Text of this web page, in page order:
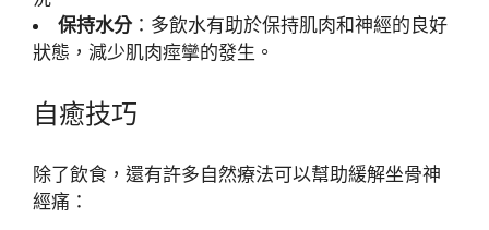
保持水分：多飲水有助於保持肌肉和神經的良好
狀態，減少肌肉痙攣的發生。
自癒技巧
除了飲食，還有許多自然療法可以幫助緩解坐骨神
經痛：